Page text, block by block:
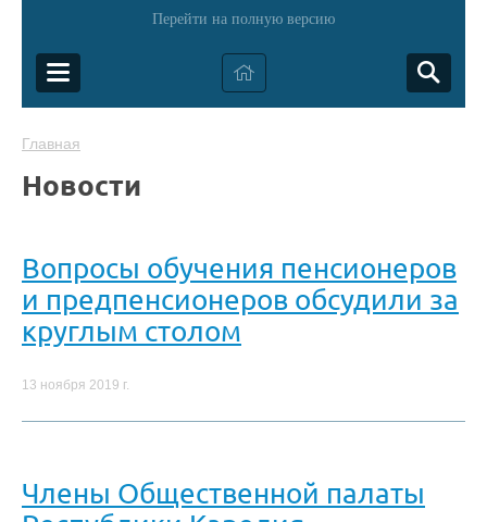
Перейти на полную версию
Главная
Новости
Вопросы обучения пенсионеров
и предпенсионеров обсудили за
круглым столом
13 ноября 2019 г.
Члены Общественной палаты